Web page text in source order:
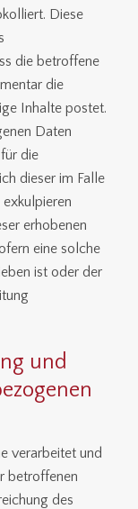
Diese
die betroffene
die
Inhalte postet.
Daten
die
dieser im Falle
erhobenen
eine solche
ist oder der
und
verarbeitet und
betroffenen
des